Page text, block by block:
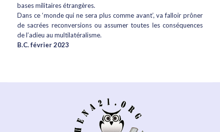
bases militaires étrangères.
Dans ce ‘monde qui ne sera plus comme avant’, va falloir prôner
de sacrées reconversions ou assumer toutes les conséquences
de l’adieu au multilatéralisme.
B.C. février 2023